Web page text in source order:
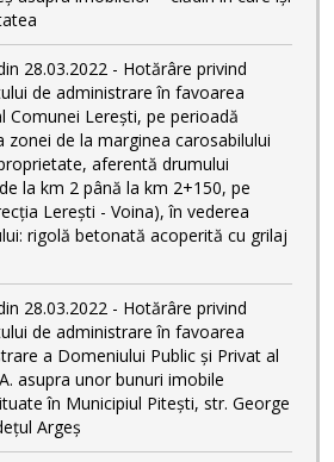
28.03.2022 - Hotărâre privind
de administrare în favoarea
Comunei Lerești, pe perioadă
zonei de la marginea carosabilului
aferentă drumului
la km 2 până la km 2+150, pe
Lerești - Voina), în vederea
rigolă betonată acoperită cu grilaj
28.03.2022 - Hotărâre privind
de administrare în favoarea
a Domeniului Public și Privat al
asupra unor bunuri imobile
în Municipiul Pitești, str. George
Argeș